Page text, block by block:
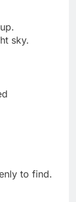
sky.
to find.